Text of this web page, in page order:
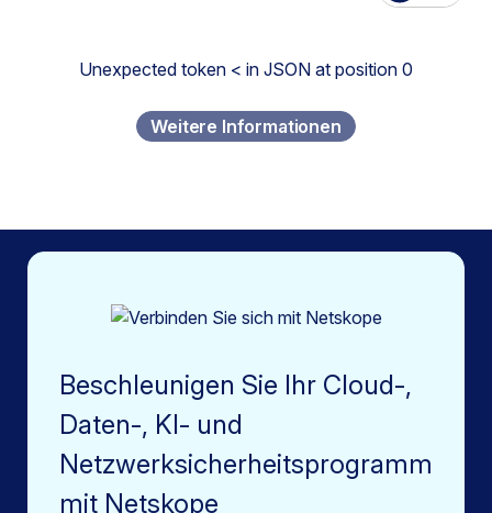
Unexpected token < in JSON at position 0
Weitere Informationen
Beschleunigen Sie Ihr Cloud-,
Daten-, KI- und
Netzwerksicherheitsprogramm
mit Netskope